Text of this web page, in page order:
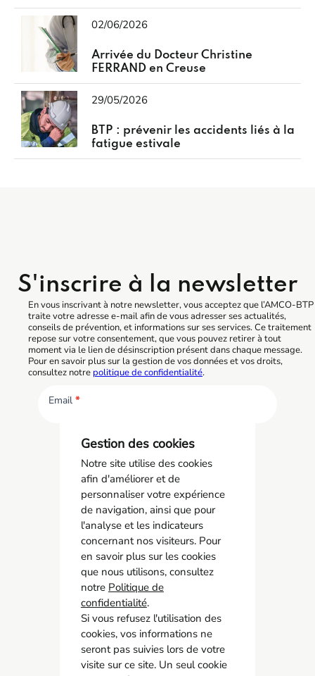
02/06/2026
Arrivée du Docteur Christine
FERRAND en Creuse
29/05/2026
BTP : prévenir les accidents liés à la
fatigue estivale
S'inscrire à la newsletter
En vous inscrivant à notre newsletter, vous acceptez que l’AMCO-BTP
traite votre adresse e-mail afin de vous adresser ses actualités,
conseils de prévention, et informations sur ses services. Ce traitement
repose sur votre consentement, que vous pouvez retirer à tout
moment via le lien de désinscription présent dans chaque message.
Pour en savoir plus sur la gestion de vos données et vos droits,
consultez notre politique de confidentialité.
Email *
S'inscrire
AMCO BTP
05 55 11 21 00
Gestion des cookies
Notre site utilise des cookies
afin d'améliorer et de
personnaliser votre expérience
de navigation, ainsi que pour
l'analyse et les indicateurs
concernant nos visiteurs. Pour
en savoir plus sur les cookies
que nous utilisons, consultez
notre Politique de
confidentialité.
Si vous refusez l'utilisation des
cookies, vos informations ne
seront pas suivies lors de votre
visite sur ce site. Un seul cookie